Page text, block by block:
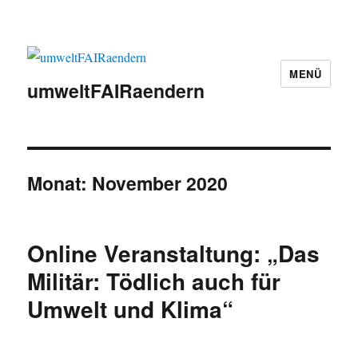
umweltFAIRaendern
MENÜ
Monat: November 2020
Online Veranstaltung: „Das
Militär: Tödlich auch für
Umwelt und Klima“